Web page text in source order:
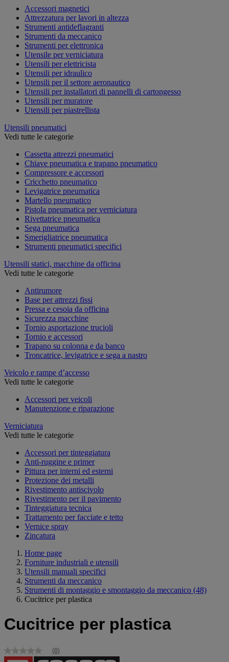
Accessori magnetici
Attrezzatura per lavori in altezza
Strumenti antideflagranti
Strumenti da meccanico
Strumenti per elettronica
Utensile per verniciatura
Utensili per elettricista
Utensili per idraulico
Utensili per il settore aeronautico
Utensili per installatori di pannelli di cartongesso
Utensili per muratore
Utensili per piastrellista
Utensili pneumatici
Vedi tutte le categorie
Cassetta attrezzi pneumatici
Chiave pneumatica e trapano pneumatico
Compressore e accessori
Cricchetto pneumatico
Levigatrice pneumatica
Martello pneumatico
Pistola pneumatica per verniciatura
Rivettatrice pneumatica
Sega pneumatica
Smerigliatrice pneumatica
Strumenti pneumatici specifici
Utensili statici, macchine da officina
Vedi tutte le categorie
Antirumore
Base per attrezzi fissi
Pressa e cesoia da officina
Sicurezza macchine
Tornio asportazione trucioli
Tornio e accessori
Trapano su colonna e da banco
Troncatrice, levigatrice e sega a nastro
Veicolo e rampe d’accesso
Vedi tutte le categorie
Accessori per veicoli
Manutenzione e riparazione
Verniciatura
Vedi tutte le categorie
Accessori per tinteggiatura
Anti-ruggine e primer
Pittura per interni ed esterni
Protezione dei metalli
Rivestimento antiscivolo
Rivestimento per il pavimento
Tinteggiatura tecnica
Trattamento per facciate e tetto
Vernice spray
Zincatura
Home page
Forniture industriali e utensili
Utensili manuali specifici
Strumenti da meccanico
Strumenti di montaggio e smontaggio da meccanico (48)
Cucitrice per plastica
Cucitrice per plastica
Nessuna
(0)